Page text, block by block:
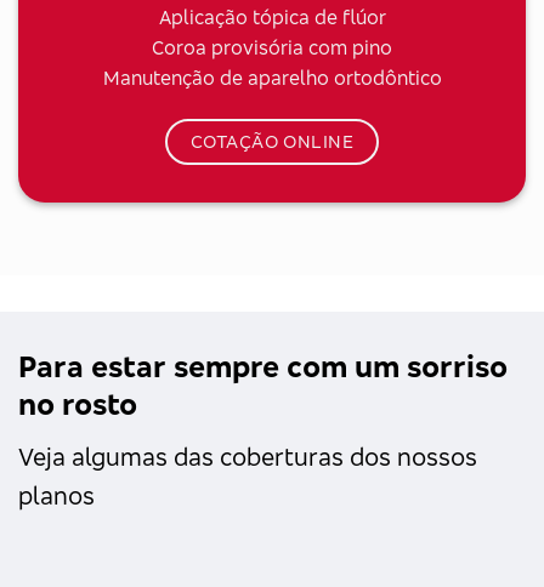
Aplicação tópica de flúor
Coroa provisória com pino
Manutenção de aparelho ortodôntico
COTAÇÃO ONLINE
Para estar sempre com um sorriso
no rosto
Veja algumas das coberturas dos nossos
planos